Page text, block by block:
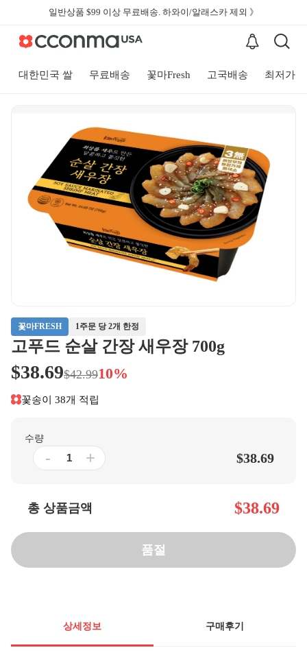
일반상품 $99 이상 무료배송. 하와이/알래스카 제외 》
대한민국 쌀 무료배송 꽃마Fresh 고국배송 최저가
꽃마FRESH 1주문 당 2개 한정
고푸드 순살 간장 새우장 700g
$38.69$42.9910%
꽃송이 38개 적립
수량
- + $38.69
총 상품금액 $38.69
품절
상세정보 구매후기